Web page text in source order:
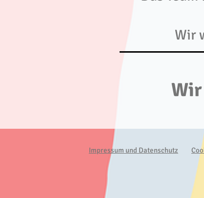
Wir
Wir
Impressum und Datenschutz